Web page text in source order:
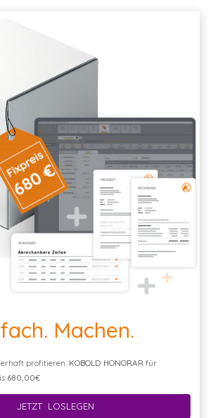
Machen.
profitieren: KOBOLD HONORAR für
680,00€
JETZT LOSLEGEN